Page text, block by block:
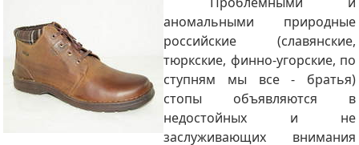
аномальными природные
российские (славянские,
тюркские, финно-угорские, по
ступням мы все - братья)
стопы объявляются в
недостойных и не
заслуживающих внимания